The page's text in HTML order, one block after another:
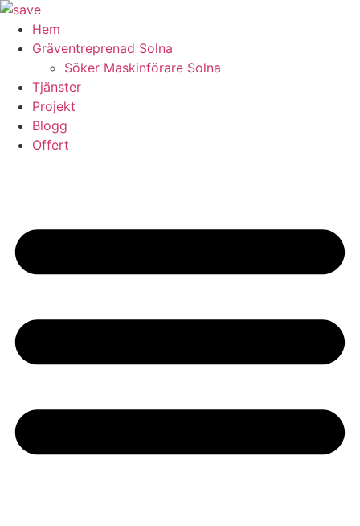
Skip
content
Hem
Gräventreprenad Solna
Söker Maskinförare Solna
Tjänster
Projekt
Blogg
Offert